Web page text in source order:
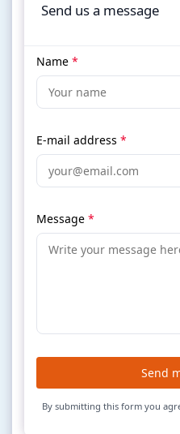
Send us a message
Name *
E-mail address *
Message *
Send
By submitting this form you